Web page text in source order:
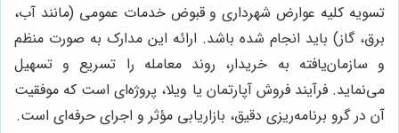
تسویه کلیه عوارض شهرداری و قبوض خدمات عمومی (مانند آب،
برق، گاز) باید انجام شده باشد. ارائه این مدارک به صورت منظم
و سازمان‌یافته به خریدار، روند معامله را تسریع و تسهیل
می‌نماید. فرآیند فروش آپارتمان یا ویلا، پروژه‌ای است که موفقیت
آن در گرو برنامه‌ریزی دقیق، بازاریابی مؤثر و اجرای حرفه‌ای است.